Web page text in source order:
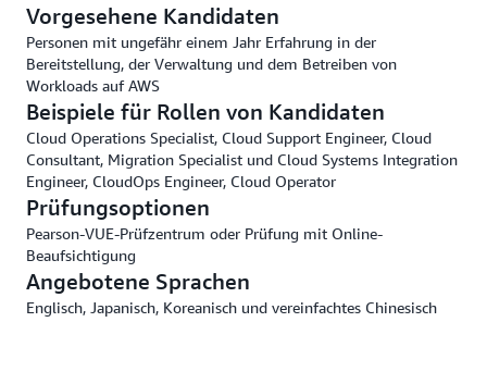
Vorgesehene Kandidaten
Personen mit ungefähr einem Jahr Erfahrung in der
Bereitstellung, der Verwaltung und dem Betreiben von
Workloads auf AWS
Beispiele für Rollen von Kandidaten
Cloud Operations Specialist, Cloud Support Engineer, Cloud
Consultant, Migration Specialist und Cloud Systems Integration
Engineer, CloudOps Engineer, Cloud Operator
Prüfungsoptionen
Pearson-VUE-Prüfzentrum oder Prüfung mit Online-
Beaufsichtigung
Angebotene Sprachen
Englisch, Japanisch, Koreanisch und vereinfachtes Chinesisch